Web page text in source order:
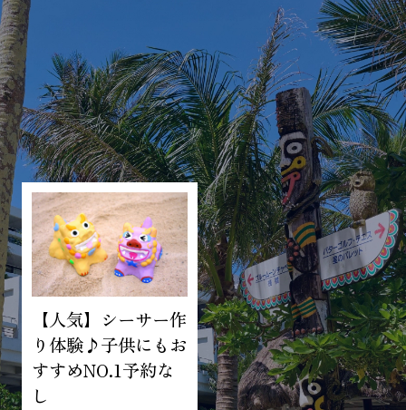
ブログ記事一覧
【人気】シーサー作
り体験♪子供にもお
すすめNO.1予約な
し